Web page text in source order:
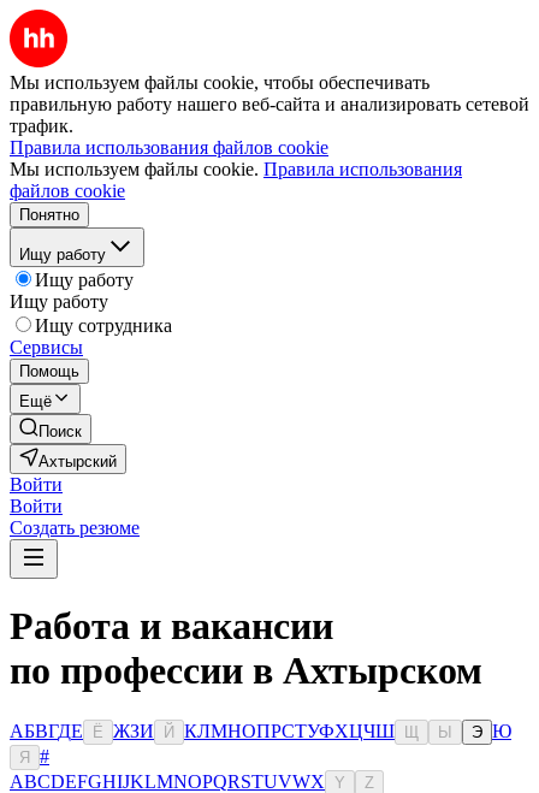
Мы используем файлы cookie, чтобы обеспечивать
правильную работу нашего веб-сайта и анализировать сетевой
трафик.
Правила использования файлов cookie
Мы используем файлы cookie. Правила использования
файлов cookie
Понятно
Ищу работу
Ищу работу
Ищу работу
Ищу сотрудника
Сервисы
Помощь
Ещё
Поиск
Ахтырский
Войти
Войти
Создать резюме
Работа и вакансии
по профессии в Ахтырском
АБВГДЕ Ё ЖЗИ Й КЛМНОПРСТУФХЦЧШ Ы Э Ю
Я
#
ABCDEFGHIJKLMNOPQRSTUVWX Y Z